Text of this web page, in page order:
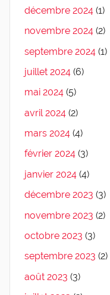
décembre 2024 (1)
novembre 2024 (2)
septembre 2024 (1)
juillet 2024 (6)
mai 2024 (5)
avril 2024 (2)
mars 2024 (4)
février 2024 (3)
janvier 2024 (4)
décembre 2023 (3)
novembre 2023 (2)
octobre 2023 (3)
septembre 2023 (2)
août 2023 (3)